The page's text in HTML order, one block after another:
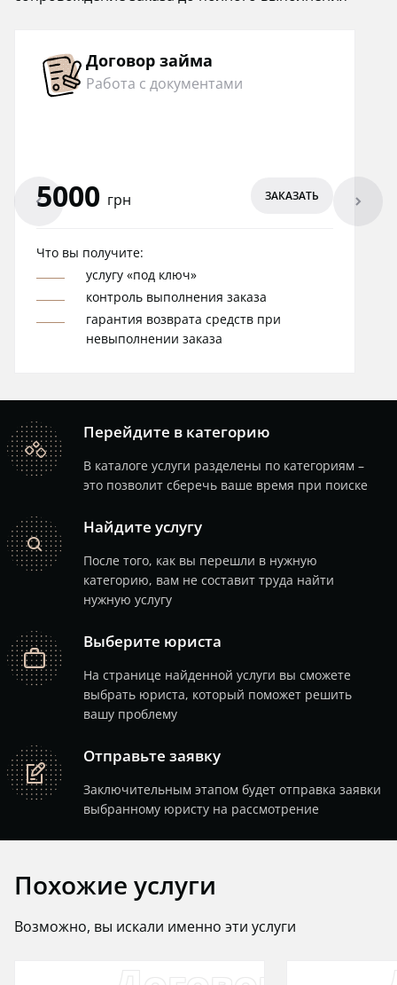
Договор займа
Работа с документами
5000 грн ЗАКАЗАТЬ
Что вы получите:
услугу «под ключ»
контроль выполнения заказа
гарантия возврата средств при
невыполнении заказа
arrowleft arrowright
catalog
Перейдите в категорию
В каталоге услуги разделены по категориям –
это позволит сберечь ваше время при поиске
search
Найдите услугу
После того, как вы перешли в нужную
категорию, вам не составит труда найти
нужную услугу
job
Выберите юриста
На странице найденной услуги вы сможете
выбрать юриста, который поможет решить
вашу проблему
note
Отправьте заявку
Заключительным этапом будет отправка заявки
выбранному юристу на рассмотрение
Похожие услуги
Возможно, вы искали именно эти услуги